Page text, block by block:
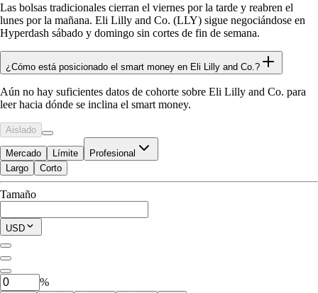
Las bolsas tradicionales cierran el viernes por la tarde y reabren el
lunes por la mañana. Eli Lilly and Co. (LLY) sigue negociándose en
Hyperdash sábado y domingo sin cortes de fin de semana.
¿Cómo está posicionado el smart money en Eli Lilly and Co.?
Aún no hay suficientes datos de cohorte sobre Eli Lilly and Co. para
leer hacia dónde se inclina el smart money.
Aislado
Mercado Límite Profesional
Disponible para Trade
$0.00
Posición Actual
0 LLY
Largo Corto
Tamaño
USD
%